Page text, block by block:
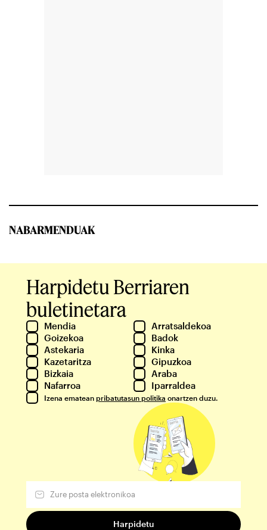
NABARMENDUAK
Harpidetu Berriaren
buletinetara
Mendia
Arratsaldekoa
Goizekoa
Badok
Astekaria
Kinka
Kazetaritza
Gipuzkoa
Bizkaia
Araba
Nafarroa
Iparraldea
Izena ematean pribatutasun politika onartzen duzu.